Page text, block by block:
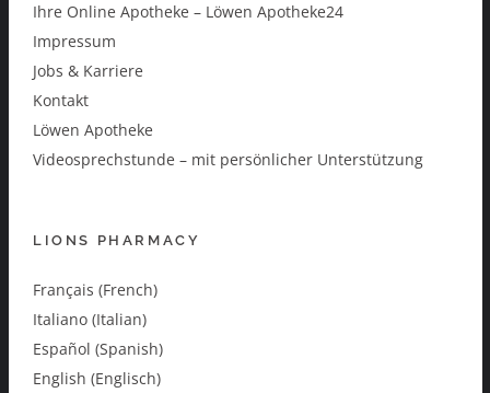
Ihre Online Apotheke – Löwen Apotheke24
Impressum
Jobs & Karriere
Kontakt
Löwen Apotheke
Videosprechstunde – mit persönlicher Unterstützung
LIONS PHARMACY
Français (French)
Italiano (Italian)
Español (Spanish)
English (Englisch)